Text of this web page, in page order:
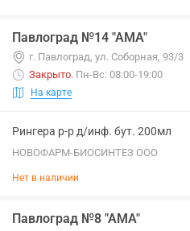
Павлоград №14 "АМА"
г. Павлоград, ул. Соборная, 93/3
Закрыто. Пн-Вс: 08:00-19:00
На карте
Рингера р-р д/инф. бут. 200мл
НОВОФАРМ-БИОСИНТЕЗ ООО
Нет в наличии
Павлоград №8 "АМА"